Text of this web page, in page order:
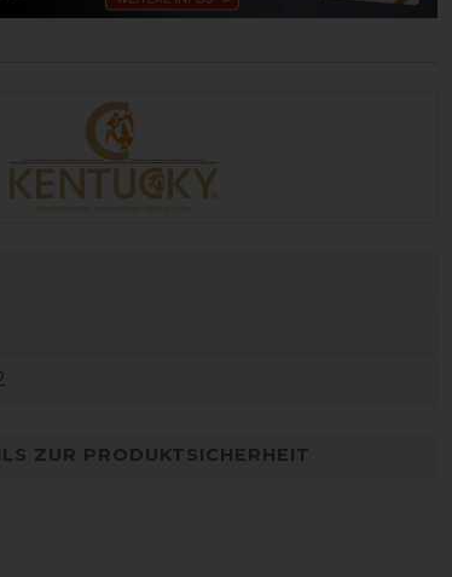
ZUR PRODUKTSICHERHEIT